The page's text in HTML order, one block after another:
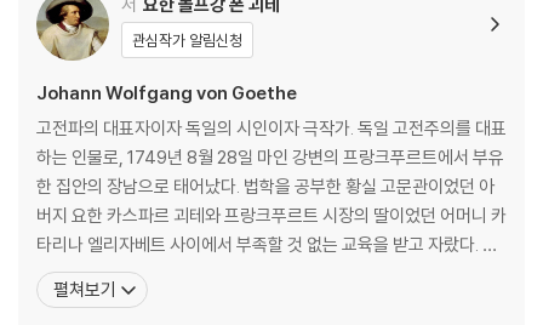
싱싱한 배나무 밑에서 / 저녁녘의 소리 / 수많은 밤 / 환한 밤 / 우러러보다
/ 조용한 행보 / 멈추지 않고 / 이상적인 풍경 / 밤이 되기 전의 노래 / 청명
한 날 / 비가 온 후에 / 말 없는 표시 / 비밀 / 비유 / 고요한 마을 / 한여름의
노래
테오도어 도이플러
황혼 / 적적(寂寂) / 겨울 / 자주
기도 / 화해 / 이별 / 나의 어머니 / 노래 하나
관심작가 알림신청
Johann Wolfgang von Goethe
고전파의 대표자이자 독일의 시인이자 극작가. 독일 고전주의를 대표
하는 인물로, 1749년 8월 28일 마인 강변의 프랑크푸르트에서 부유
한 집안의 장남으로 태어났다. 법학을 공부한 황실 고문관이었던 아
버지 요한 카스파르 괴테와 프랑크푸르트 시장의 딸이었던 어머니 카
타리나 엘리자베트 사이에서 부족할 것 없는 교육을 받고 자랐다. 라
틴어 등 어학에 뛰어났으며 독서량도 많았다. 어렸을 때 라틴어와 그
리스어, 불어와 이탈리아어 그리고 영어와 히브리어를 배웠고, 미술
펼쳐보기